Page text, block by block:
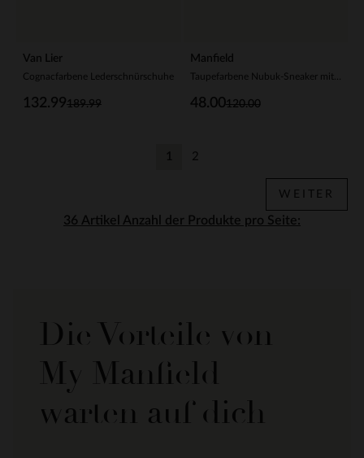
Van Lier
Cognacfarbene Lederschnürschuhe
189.99
132.99
Manfield
120.00
48.00
Anzahl der Produkte pro Seite:
1 2
WEITER
Die Vorteile von
My Manfield
warten auf dich